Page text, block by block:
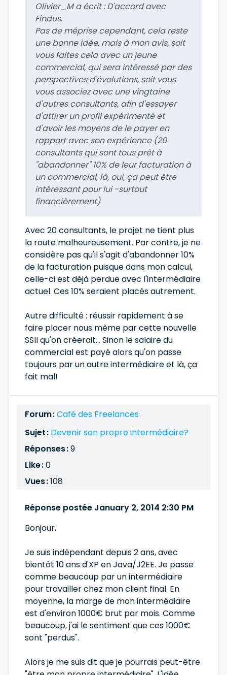
Olivier_M a écrit :D'accord avec
Findus.
Pas de méprise cependant, cela reste
une bonne idée, mais à mon avis, soit
vous faites cela avec un jeune
commercial, qui sera intéressé par des
perspectives d'évolutions, soit vous
vous associez avec une vingtaine
d'autres consultants, afin d'essayer
d'attirer un profil expérimenté et
d'avoir les moyens de le payer en
rapport avec son expérience (20
consultants qui sont tous prêt à
"abandonner" 10% de leur facturation à
un commercial, là, oui, ça peut être
intéressant pour lui -surtout
financièrement)
Avec 20 consultants, le projet ne tient plus
la route malheureusement. Par contre, je ne
considère pas qu'il s'agit d'abandonner 10%
de la facturation puisque dans mon calcul,
celle-ci est déjà perdue avec l'intermédiaire
actuel. Ces 10% seraient placés autrement.
Autre difficulté : réussir rapidement à se
faire placer nous même par cette nouvelle
SSII qu'on créerait... Sinon le salaire du
commercial est payé alors qu'on passe
toujours par un autre intermédiaire et là, ça
fait mal!
Forum :Café des Freelances
Sujet : Devenir son propre intermédiaire?
Réponses :9
Like :0
Vues :108
Réponse postée January 2, 2014 2:30 PM
Bonjour,
Je suis indépendant depuis 2 ans, avec
bientôt 10 ans d'XP en Java/J2EE. Je passe
comme beaucoup par un intermédiaire
pour travailler chez mon client final. En
moyenne, la marge de mon intermédiaire
est d'environ 1000€ brut par mois. Comme
beaucoup, j'ai le sentiment que ces 1000€
sont "perdus".
Alors je me suis dit que je pourrais peut-être